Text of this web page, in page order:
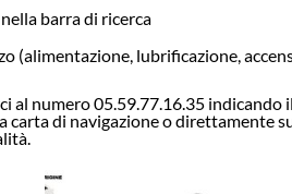
barra di ricerca
(alimentazione, lubrificazione,
al numero 05.59.77.16.35 indicando
carta di navigazione o direttamente